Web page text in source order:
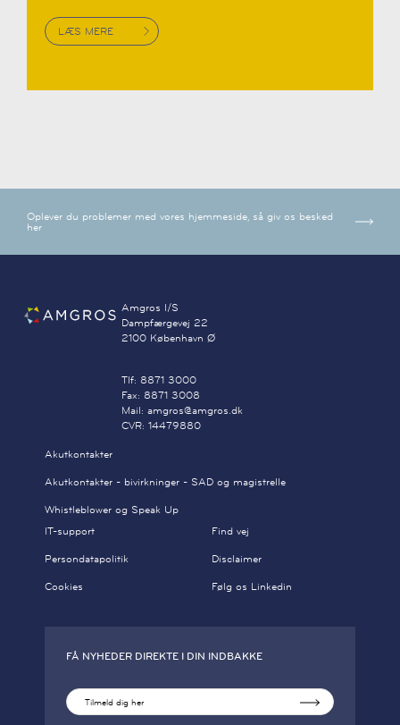
LÆS MERE
Oplever du problemer med vores hjemmeside, så giv os besked
her
Amgros I/S
Dampfærgevej 22
2100 København Ø
Tlf: 8871 3000
Fax: 8871 3008
Mail: amgros@amgros.dk
CVR: 14479880
Akutkontakter
Akutkontakter - bivirkninger - SAD og magistrelle
Whistleblower og Speak Up
IT-support
Persondatapolitik
Cookies
Find vej
Disclaimer
Følg os Linkedin
FÅ NYHEDER DIREKTE I DIN INDBAKKE
Tilmeld dig her